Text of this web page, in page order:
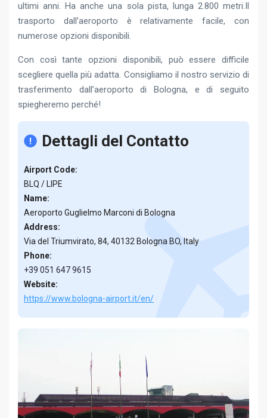
ultimi anni. Ha anche una sola pista, lunga 2.800 metri.Il
trasporto dall’aeroporto è relativamente facile, con
numerose opzioni disponibili.
Con così tante opzioni disponibili, può essere difficile
scegliere quella più adatta. Consigliamo il nostro servizio di
trasferimento dall’aeroporto di Bologna, e di seguito
spiegheremo perché!
Dettagli del Contatto
Airport Code:
BLQ / LIPE
Name:
Aeroporto Guglielmo Marconi di Bologna
Address:
Via del Triumvirato, 84, 40132 Bologna BO, Italy
Phone:
+39 051 647 9615
Website:
https://www.bologna-airport.it/en/